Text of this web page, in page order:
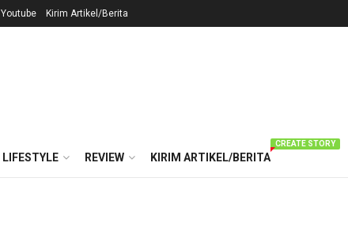
Youtube Kirim Artikel/Berita
LIFESTYLE REVIEW KIRIM ARTIKEL/BERITA
CREATE STORY